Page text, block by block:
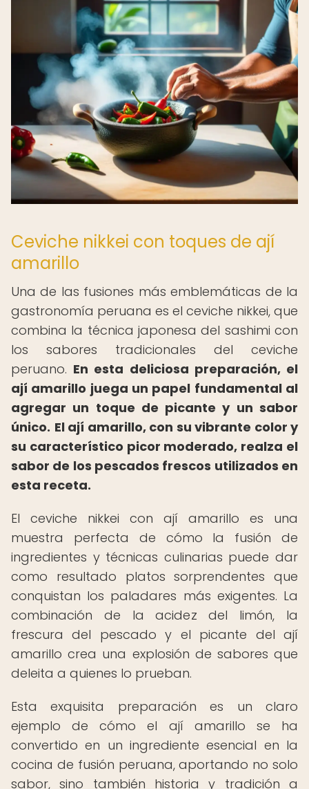
Ceviche nikkei con toques de ají
amarillo
Una de las fusiones más emblemáticas de la
gastronomía peruana es el ceviche nikkei, que
combina la técnica japonesa del sashimi con
los sabores tradicionales del ceviche
peruano. En esta deliciosa preparación, el
ají amarillo juega un papel fundamental al
agregar un toque de picante y un sabor
único. El ají amarillo, con su vibrante color y
su característico picor moderado, realza el
sabor de los pescados frescos utilizados en
esta receta.
El ceviche nikkei con ají amarillo es una
muestra perfecta de cómo la fusión de
ingredientes y técnicas culinarias puede dar
como resultado platos sorprendentes que
conquistan los paladares más exigentes. La
combinación de la acidez del limón, la
frescura del pescado y el picante del ají
amarillo crea una explosión de sabores que
deleita a quienes lo prueban.
Esta exquisita preparación es un claro
ejemplo de cómo el ají amarillo se ha
convertido en un ingrediente esencial en la
cocina de fusión peruana, aportando no solo
sabor, sino también historia y tradición a